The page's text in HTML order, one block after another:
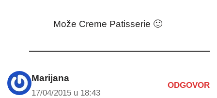
Može Creme Patisserie 🙂
Marijana
17/04/2015 u 18:43
ODGOVOR